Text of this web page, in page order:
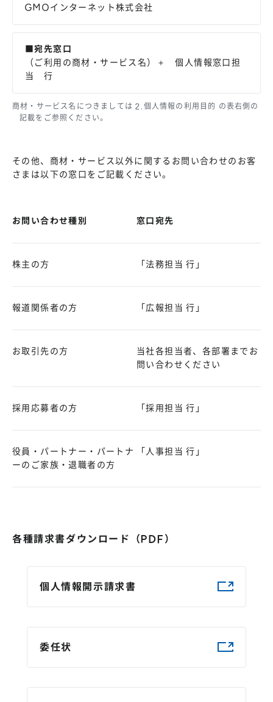
GMOインターネット株式会社
■宛先窓口
（ご利用の商材・サービス名）＋ 個人情報窓口担
当 行
商材・サービス名につきましては 2.個人情報の利用目的 の表右側の
記載をご参照ください。
その他、商材・サービス以外に関するお問い合わせのお客
さまは以下の窓口をご記載ください。
お問い合わせ種別 窓口宛先
株主の方 「法務担当 行」
報道関係者の方 「広報担当 行」
お取引先の方
当社各担当者、各部署までお
問い合わせください
採用応募者の方 「採用担当 行」
役員・パートナー・パートナ
ーのご家族・退職者の方
「人事担当 行」
各種請求書ダウンロード（PDF）
個人情報開示請求書
委任状